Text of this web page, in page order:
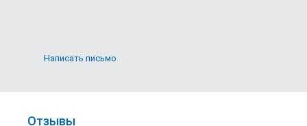
Написать письмо
Отзывы